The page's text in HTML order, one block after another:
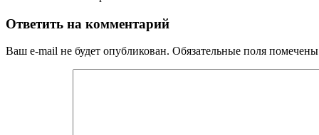
Ответить на комментарий
Ваш e-mail не будет опубликован. Обязательные поля